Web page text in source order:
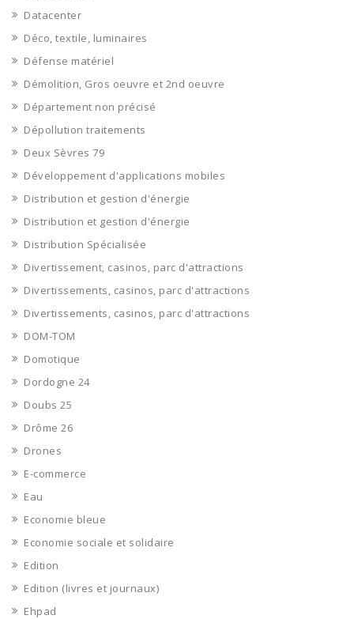
Datacenter
Déco, textile, luminaires
Défense matériel
Démolition, Gros oeuvre et 2nd oeuvre
Département non précisé
Dépollution traitements
Deux Sèvres 79
Développement d'applications mobiles
Distribution et gestion d'énergie
Distribution et gestion d'énergie
Distribution Spécialisée
Divertissement, casinos, parc d'attractions
Divertissements, casinos, parc d'attractions
Divertissements, casinos, parc d'attractions
DOM-TOM
Domotique
Dordogne 24
Doubs 25
Drôme 26
Drones
E-commerce
Eau
Economie bleue
Economie sociale et solidaire
Edition
Edition (livres et journaux)
Ehpad